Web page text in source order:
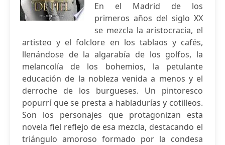
En el Madrid de los
primeros años del siglo XX
se mezcla la aristocracia, el
artisteo y el folclore en los tablaos y cafés,
llenándose de la algarabía de los golfos, la
melancolía de los bohemios, la petulante
educación de la nobleza venida a menos y el
derroche de los burgueses. Un pintoresco
popurrí que se presta a habladurías y cotilleos.
Son los personajes que protagonizan esta
novela fiel reflejo de esa mezcla, destacando el
triángulo amoroso formado por la condesa